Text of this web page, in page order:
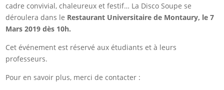
cadre convivial, chaleureux et festif… La Disco Soupe se
déroulera dans le Restaurant Universitaire de Montaury, le 7
Mars 2019 dès 10h.
Cet événement est réservé aux étudiants et à leurs
professeurs.
Pour en savoir plus, merci de contacter :